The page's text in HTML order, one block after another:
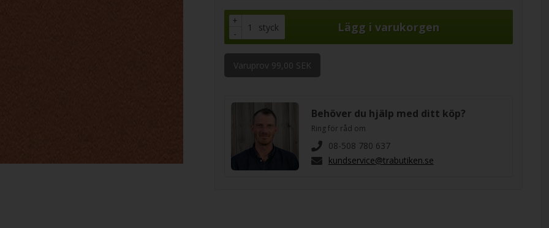
+
-
styck
Varuprov 99,00 SEK
Behöver du hjälp med ditt köp?
Ring för råd om
08-508 780 637
kundservice@trabutiken.se